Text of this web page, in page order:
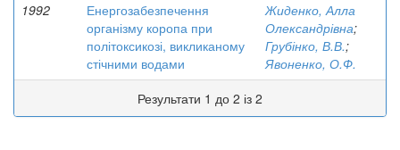
1992
Енергозабезпечення
організму коропа при
політоксикозі, викликаному
стічними водами
Жиденко, Алла
Олександрівна;
Грубінко, В.В.;
Явоненко, О.Ф.
Результати 1 до 2 із 2